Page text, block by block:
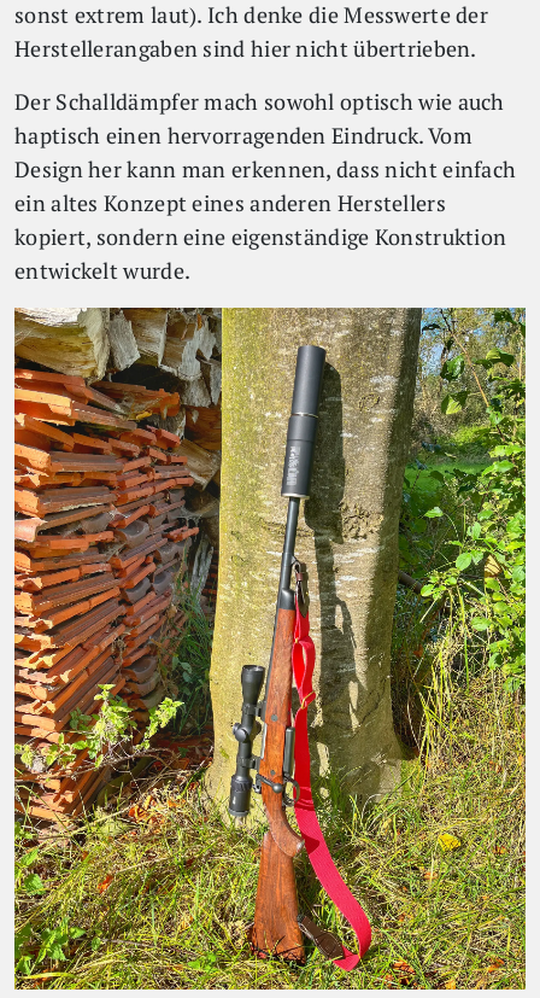
sonst extrem laut). Ich denke die Messwerte der
Herstellerangaben sind hier nicht übertrieben.
Der Schalldämpfer mach sowohl optisch wie auch
haptisch einen hervorragenden Eindruck. Vom
Design her kann man erkennen, dass nicht einfach
ein altes Konzept eines anderen Herstellers
kopiert, sondern eine eigenständige Konstruktion
entwickelt wurde.